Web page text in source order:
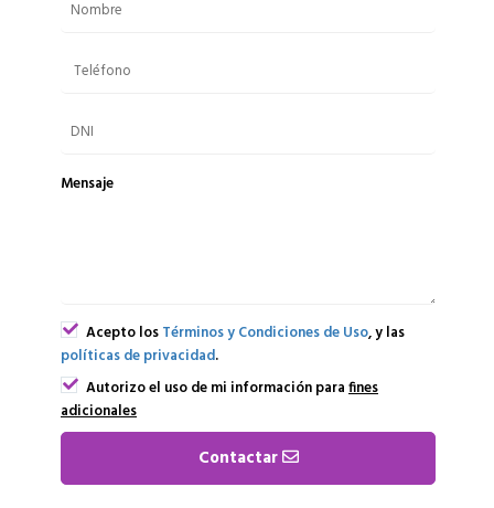
Mensaje
Acepto losTérminos y Condiciones de Uso, y las
políticas de privacidad.
Autorizo el uso de mi información parafines
adicionales
Contactar